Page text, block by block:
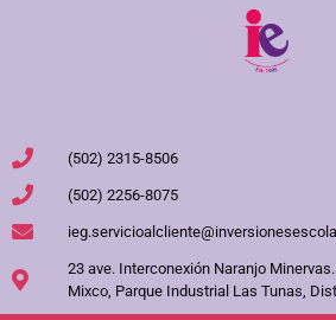
(502) 2315-8506
(502) 2256-8075
23 ave. Interconexión Naranjo
Mixco, Parque Industrial Las Tunas,